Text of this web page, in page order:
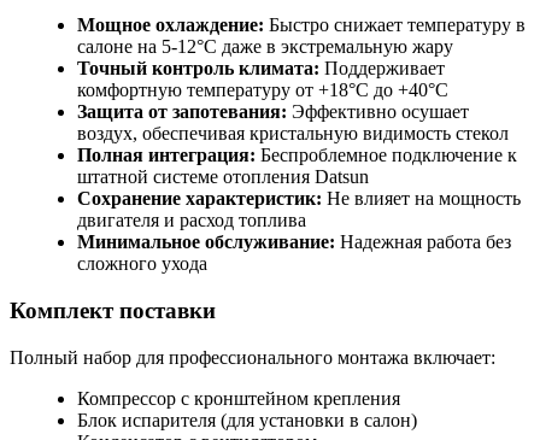
Мощное охлаждение: Быстро снижает температуру в
салоне на 5-12°С даже в экстремальную жару
Точный контроль климата: Поддерживает
комфортную температуру от +18°C до +40°C
Защита от запотевания: Эффективно осушает
воздух, обеспечивая кристальную видимость стекол
Полная интеграция: Беспроблемное подключение к
штатной системе отопления Datsun
Сохранение характеристик: Не влияет на мощность
двигателя и расход топлива
Минимальное обслуживание: Надежная работа без
сложного ухода
Комплект поставки
Полный набор для профессионального монтажа включает:
Компрессор с кронштейном крепления
Блок испарителя (для установки в салон)